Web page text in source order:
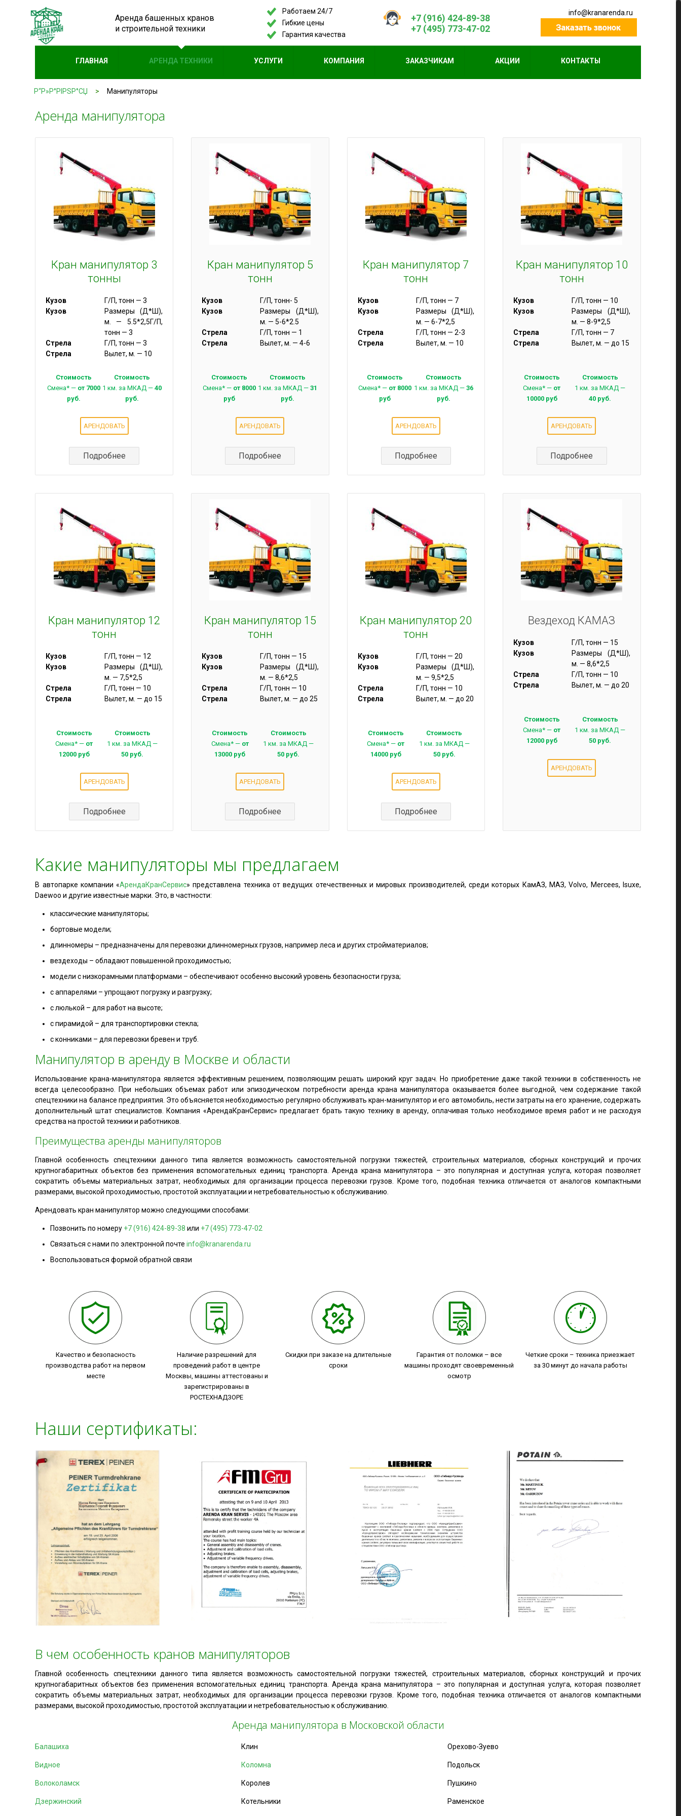
Аренда башенных кранов
и строительной техники
Работаем 24/7
Гибкие цены
Гарантия качества
+7 (916) 424-89-38
+7 (495) 773-47-02
info@kranarenda.ru
ГЛАВНАЯ АРЕНДА ТЕХНИКИ УСЛУГИ КОМПАНИЯ ЗАКАЗЧИКАМ АКЦИИ КОНТАКТЫ
Р“Р»Р°РІРЅР°СЏ > Манипуляторы
Аренда манипулятора
Кран манипулятор 3
тонны
Кузов
Г/П, тонн — 3
Кузов
Размеры (Д*Ш),
м. — 5.5*2,5Г/П,
тонн — 3
Стрела
Г/П, тонн — 3
Стрела
Вылет, м. — 10
Стоимость
Смена* — от 7000
руб.
Стоимость
1 км. за МКАД —40
руб.
АРЕНДОВАТЬ
Подробнее
Кран манипулятор 5
тонн
Кузов
Г/П, тонн- 5
Кузов
Размеры (Д*Ш),
м. — 5-6*2.5
Стрела
Г/П, тонн — 1
Стрела
Вылет, м. — 4-6
Стоимость
Смена* — от 8000
руб
Стоимость
1 км. за МКАД —31
руб.
АРЕНДОВАТЬ
Подробнее
Кран манипулятор 7
тонн
Кузов
Г/П, тонн — 7
Кузов
Размеры (Д*Ш),
м. — 6-7*2,5
Стрела
Г/П, тонн — 2-3
Стрела
Вылет, м. — 10
Стоимость
Смена* — от 8000
руб
Стоимость
1 км. за МКАД — 36
руб.
АРЕНДОВАТЬ
Подробнее
Кран манипулятор 10
тонн
Кузов
Г/П, тонн — 10
Кузов
Размеры (Д*Ш),
м. — 8-9*2,5
Стрела
Г/П, тонн — 7
Стрела
Вылет, м. — до 15
Стоимость
Смена* — от
10000 руб
Стоимость
1 км. за МКАД —
40 руб.
АРЕНДОВАТЬ
Подробнее
Кран манипулятор 12
тонн
Кузов
Г/П, тонн — 12
Кузов
Размеры (Д*Ш),
м. — 7,5*2,5
Стрела
Г/П, тонн — 10
Стрела
Вылет, м. — до 15
Стоимость
Смена* — от
12000 руб
Стоимость
1 км. за МКАД —
50 руб.
АРЕНДОВАТЬ
Подробнее
Кран манипулятор 15
тонн
Кузов
Г/П, тонн — 15
Кузов
Размеры (Д*Ш),
м. — 8,6*2,5
Стрела
Г/П, тонн — 10
Стрела
Вылет, м. — до 25
Стоимость
Смена* — от
13000 руб
Стоимость
1 км. за МКАД —
50 руб.
АРЕНДОВАТЬ
Подробнее
Кран манипулятор 20
тонн
Кузов
Г/П, тонн — 20
Кузов
Размеры (Д*Ш),
м. — 9,5*2,5
Стрела
Г/П, тонн — 10
Стрела
Вылет, м. — до 20
Стоимость
Смена* — от
14000 руб
Стоимость
1 км. за МКАД —
50 руб.
АРЕНДОВАТЬ
Подробнее
Вездеход КАМАЗ
Кузов
Г/П, тонн — 15
Кузов
Размеры (Д*Ш),
м. — 8,6*2,5
Стрела
Г/П, тонн — 10
Стрела
Вылет, м. — до 20
Стоимость
Смена* — от
12000 руб
Стоимость
1 км. за МКАД —
50 руб.
АРЕНДОВАТЬ
Какие манипуляторы мы предлагаем
В автопарке компании «АрендаКранСервис» представлена техника от ведущих отечественных и мировых производителей, среди которых КамАЗ, МАЗ, Volvo, Mercees, Isuxe,
Daewoo и другие известные марки. Это, в частности:
классические манипуляторы;
бортовые модели;
длинномеры – предназначены для перевозки длинномерных грузов, например леса и других стройматериалов;
вездеходы – обладают повышенной проходимостью;
модели с низкорамными платформами – обеспечивают особенно высокий уровень безопасности груза;
с аппарелями – упрощают погрузку и разгрузку;
с люлькой – для работ на высоте;
с пирамидой – для транспортировки стекла;
с конниками – для перевозки бревен и труб.
Манипулятор в аренду в Москве и области
Использование крана-манипулятора является эффективным решением, позволяющим решать широкий круг задач. Но приобретение даже такой техники в собственность не
всегда целесообразно. При небольших объемах работ или эпизодическом потребности аренда крана манипулятора оказывается более выгодной, чем содержание такой
спецтехники на балансе предприятия. Это объясняется необходимостью регулярно обслуживать кран-манипулятор и его автомобиль, нести затраты на его хранение, содержать
дополнительный штат специалистов. Компания «АрендаКранСервис» предлагает брать такую технику в аренду, оплачивая только необходимое время работ и не расходуя
средства на простой техники и работников.
Преимущества аренды манипуляторов
Главной особенность спецтехники данного типа является возможность самостоятельной погрузки тяжестей, строительных материалов, сборных конструкций и прочих
крупногабаритных объектов без применения вспомогательных единиц транспорта. Аренда крана манипулятора – это популярная и доступная услуга, которая позволяет
сократить объемы материальных затрат, необходимых для организации процесса перевозки грузов. Кроме того, подобная техника отличается от аналогов компактными
размерами, высокой проходимостью, простотой эксплуатации и нетребовательностью к обслуживанию.
Арендовать кран манипулятор можно следующими способами:
Позвонить по номеру +7 (916) 424-89-38 или +7 (495) 773-47-02
Связаться с нами по электронной почтеinfo@kranarenda.ru
Воспользоваться формой обратной связи
Качество и безопасность
производства работ на первом
месте
Наличие разрешений для
проведений работ в центре
Москвы, машины аттестованы и
зарегистрированы в
РОСТЕХНАДЗОРЕ
Скидки при заказе на длительные
сроки
Гарантия от поломки – все
машины проходят своевременный
осмотр
Четкие сроки – техника приезжает
за 30 минут до начала работы
Наши сертификаты:
В чем особенность кранов манипуляторов
Главной особенность спецтехники данного типа является возможность самостоятельной погрузки тяжестей, строительных материалов, сборных конструкций и прочих
крупногабаритных объектов без применения вспомогательных единиц транспорта. Аренда крана манипулятора – это популярная и доступная услуга, которая позволяет
сократить объемы материальных затрат, необходимых для организации процесса перевозки грузов. Кроме того, подобная техника отличается от аналогов компактными
размерами, высокой проходимостью, простотой эксплуатации и нетребовательностью к обслуживанию.
Аренда манипулятора в Московской области
Балашиха
Видное
Волоколамск
Дзержинский
Клин
Коломна
Королев
Котельники
Орехово-Зуево
Подольск
Пушкино
Раменское